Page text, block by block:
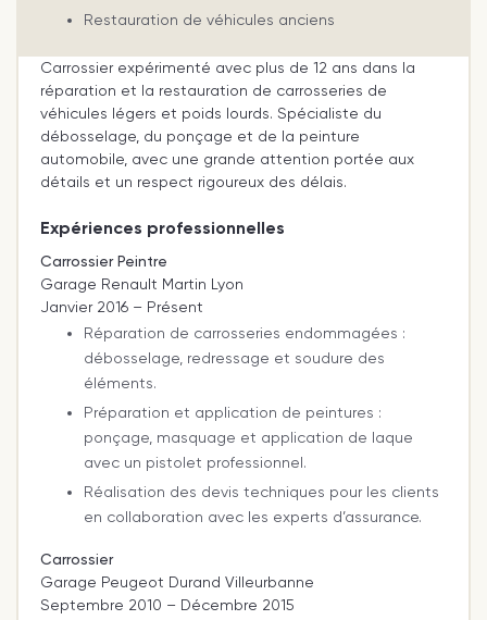
Restauration de véhicules anciens
Carrossier expérimenté avec plus de 12 ans dans la
réparation et la restauration de carrosseries de
véhicules légers et poids lourds. Spécialiste du
débosselage, du ponçage et de la peinture
automobile, avec une grande attention portée aux
détails et un respect rigoureux des délais.
Expériences professionnelles
Carrossier Peintre
Garage Renault Martin Lyon
Janvier 2016 – Présent
Réparation de carrosseries endommagées :
débosselage, redressage et soudure des
éléments.
Préparation et application de peintures :
ponçage, masquage et application de laque
avec un pistolet professionnel.
Réalisation des devis techniques pour les clients
en collaboration avec les experts d’assurance.
Carrossier
Garage Peugeot Durand Villeurbanne
Septembre 2010 – Décembre 2015